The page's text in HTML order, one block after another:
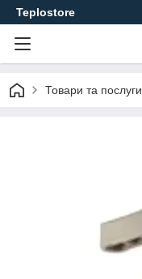
Teplostore
Товари та послуги